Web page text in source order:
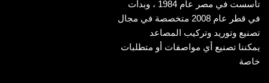
تأسست في مصر عام 1984 ، وبدأت
في قطر عام 2008 متخصصة في مجال
تصنيع وتوريد وتركيب المصاعد
يمكننا تصنيع أي مواصفات أو متطلبات
خاصة